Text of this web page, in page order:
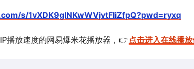
s/1vXDK9gINKwWVjvtFIiZfpQ?pwd=ryxq
播放速度的网易爆米花播放器，👉点击进入在线播